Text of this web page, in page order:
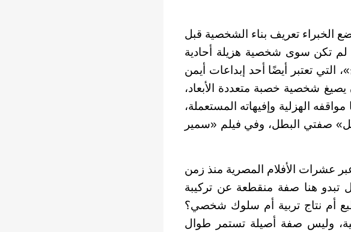
الخبراء تعريف بناء الشخصية قبل
لم تكن سوى شخصية هزيلة أحادية
تعتبر أيضًا أحد إبداعات أيمن
شخصية خصبة متعددة الأبعاد،
الهزلية وإفيهاته المستعملة،
صفتي البطل، وفي فيلم «سمير
عشرات الأفلام المصرية منذ زمن
تبدو هنا صفة منقطعة عن تركيبة
أم نتاج تربية أم سلوك شخصي؟
وليس صفة أصيلة تستمر طوال